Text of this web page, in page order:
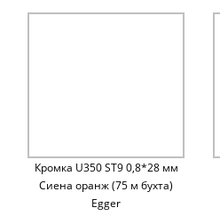
Кромка U350 ST9 0,8*28 мм
Сиена оранж (75 м бухта)
Egger